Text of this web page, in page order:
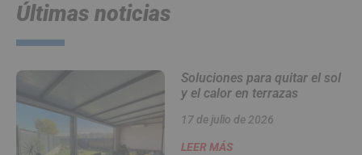
Últimas noticias
Soluciones para quitar el sol
y el calor en terrazas
17 de julio de 2026
LEER MÁS